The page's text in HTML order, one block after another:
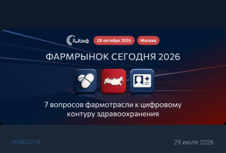
НОВОСТИ 29 июля 2026